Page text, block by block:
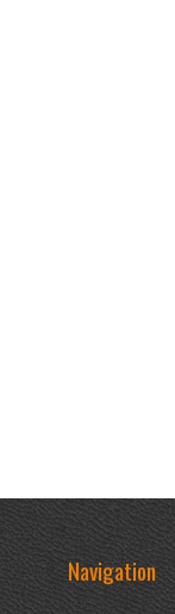
Navigation